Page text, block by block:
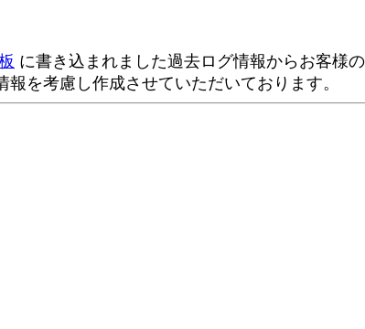
に書き込まれました過去ログ情報からお客様
を考慮し作成させていただいております。